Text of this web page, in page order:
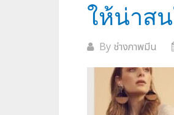
ให้น่าส
By ช่างภาพมีน